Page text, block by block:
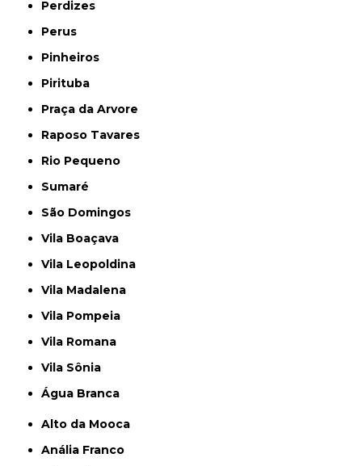
Perdizes
Perus
Pinheiros
Pirituba
Praça da Arvore
Raposo Tavares
Rio Pequeno
Sumaré
São Domingos
Vila Boaçava
Vila Leopoldina
Vila Madalena
Vila Pompeia
Vila Romana
Vila Sônia
Água Branca
Alto da Mooca
Anália Franco